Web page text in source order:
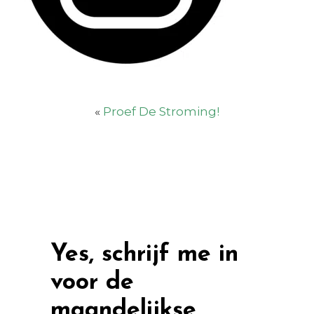
« Proef De Stroming!
Yes, schrijf me in
voor de